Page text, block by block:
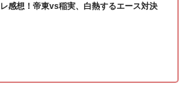
レ感想！帝東vs稲実、白熱するエース対決